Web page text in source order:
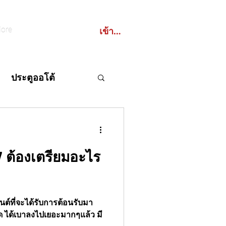
เข้าสู่ระบบ
ประตูออโต้
อัตโนมัติ
ต้องเตรียมอะไร
ต์ที่จะได้รับการต้อนรับมา
ด้เบาลงไปเยอะมากๆแล้ว มี